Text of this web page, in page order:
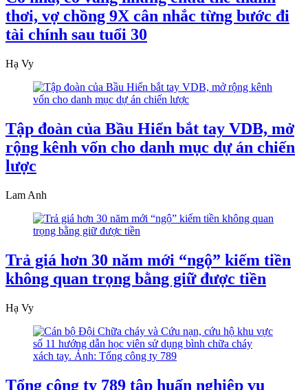
thơi, vợ chồng 9X cân nhắc từng bước đi
tài chính sau tuổi 30
Hạ Vy
Tập đoàn của Bầu Hiển bắt tay VDB, mở
rộng kênh vốn cho danh mục dự án chiến
lược
Lam Anh
Trả giá hơn 30 năm mới “ngộ” kiếm tiền
không quan trọng bằng giữ được tiền
Hạ Vy
Tổng công ty 789 tập huấn nghiệp vụ